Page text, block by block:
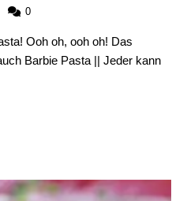
0
Ooh oh, ooh oh! Das
Barbie Pasta || Jeder kann